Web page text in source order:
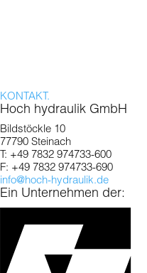
KONTAKT.
Hoch hydraulik GmbH
Bildstöckle 10
77790 Steinach
T: +49 7832 974733-600
F: +49 7832 974733-690
info@hoch-hydraulik.de
Ein Unternehmen der: